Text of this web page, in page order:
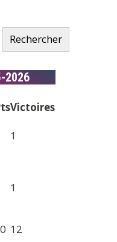
Rechercher
2026
Victoires
1
1
12